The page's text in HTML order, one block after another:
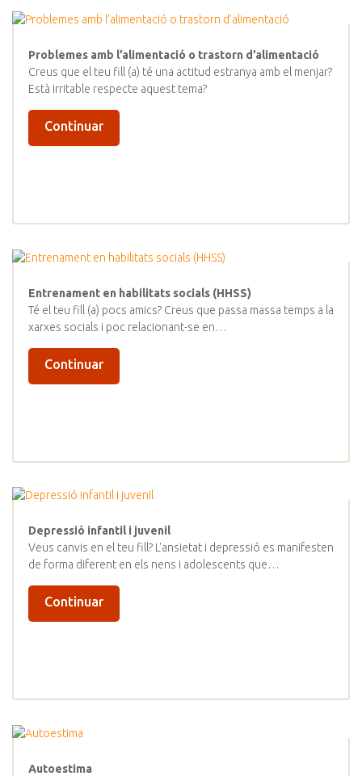
Problemes amb l’alimentació o trastorn d’alimentació
Creus que el teu fill (a) té una actitud estranya amb el menjar?
Està irritable respecte aquest tema?
Continuar
Entrenament en habilitats socials (HHSS)
Té el teu fill (a) pocs amics? Creus que passa massa temps a la
xarxes socials i poc relacionant-se en…
Continuar
Depressió infantil i juvenil
Veus canvis en el teu fill? L'ansietat i depressió es manifesten
de forma diferent en els nens i adolescents que…
Continuar
Autoestima